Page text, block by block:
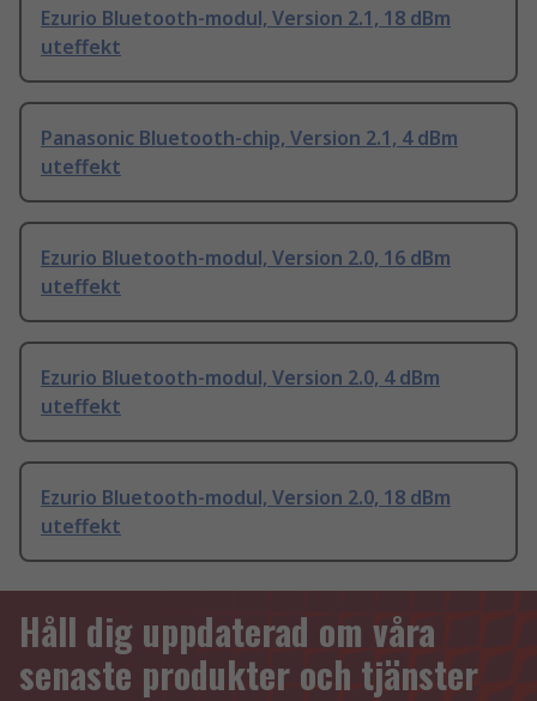
Ezurio Bluetooth-modul, Version 2.1, 18 dBm
uteffekt
Panasonic Bluetooth-chip, Version 2.1, 4 dBm
uteffekt
Ezurio Bluetooth-modul, Version 2.0, 16 dBm
uteffekt
Ezurio Bluetooth-modul, Version 2.0, 4 dBm
uteffekt
Ezurio Bluetooth-modul, Version 2.0, 18 dBm
uteffekt
Håll dig uppdaterad om våra
senaste produkter och tjänster